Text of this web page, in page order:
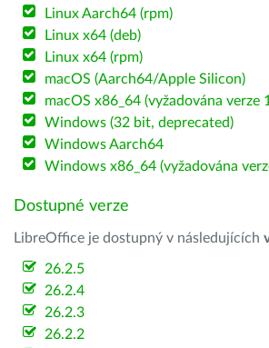
Linux Aarch64 (rpm)
Linux x64 (deb)
Linux x64 (rpm)
macOS (Aarch64/Apple Silicon)
macOS x86_64 (vyžadována verze
Windows (32 bit, deprecated)
Windows Aarch64
Windows x86_64 (vyžadována
Dostupné verze
LibreOffice je dostupný v následujících
26.2.5
26.2.4
26.2.3
26.2.2